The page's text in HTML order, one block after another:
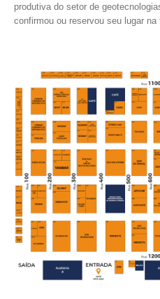
produtiva do setor de
confirmou ou reservou seu lugar na